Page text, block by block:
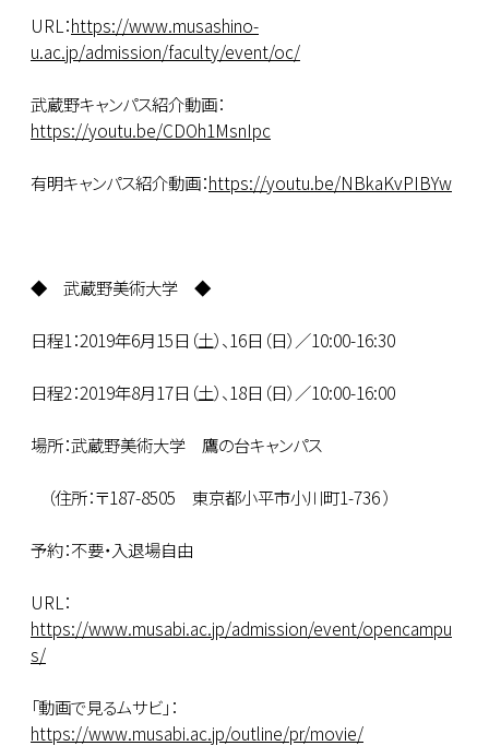
URL：https://www.musashino-
u.ac.jp/admission/faculty/event/oc/
武蔵野キャンパス紹介動画：
https://youtu.be/CDOh1MsnIpc
有明キャンパス紹介動画：https://youtu.be/NBkaKvPIBYw
◆ 武蔵野美術大学 ◆
日程1：2019年6月15日（土）、16日（日）／10:00-16:30
日程2：2019年8月17日（土）、18日（日）／10:00-16:00
場所：武蔵野美術大学 鷹の台キャンパス
（住所：〒187-8505 東京都小平市小川町1-736 ）
予約：不要・入退場自由
URL：
https://www.musabi.ac.jp/admission/event/opencampu
s/
「動画で見るムサビ」：
https://www.musabi.ac.jp/outline/pr/movie/